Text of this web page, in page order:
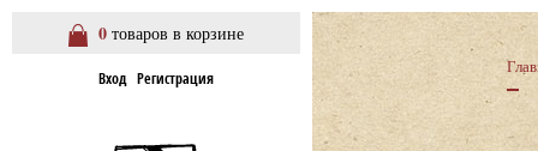
0 товаров в корзине
Вход Регистрация